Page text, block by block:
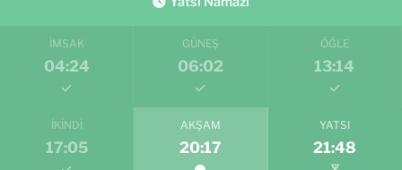
İMSAK
04:24
GÜNEŞ
06:02
ÖĞLE
13:14
İKINDI
17:05
AKŞAM
20:17
YATSI
21:48